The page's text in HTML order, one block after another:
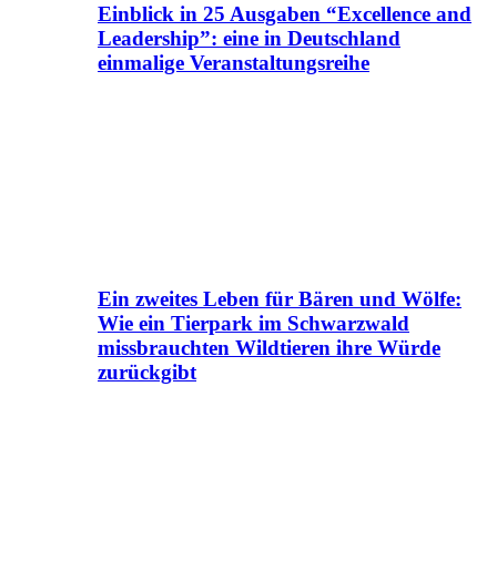
Einblick in 25 Ausgaben “Excellence and
Leadership”: eine in Deutschland
einmalige Veranstaltungsreihe
Ein zweites Leben für Bären und Wölfe:
Wie ein Tierpark im Schwarzwald
missbrauchten Wildtieren ihre Würde
zurückgibt